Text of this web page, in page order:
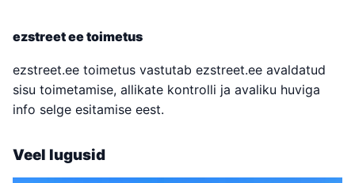
ezstreet ee toimetus
ezstreet.ee toimetus vastutab ezstreet.ee avaldatud
sisu toimetamise, allikate kontrolli ja avaliku huviga
info selge esitamise eest.
Veel lugusid